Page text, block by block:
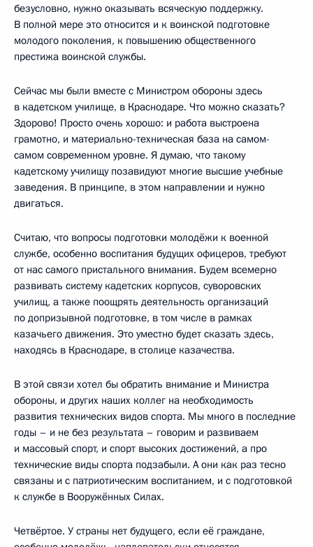
безусловно, нужно оказывать всяческую поддержку.
В полной мере это относится и к воинской подготовке
молодого поколения, к повышению общественного
престижа воинской службы.
Сейчас мы были вместе с Министром обороны здесь
в кадетском училище, в Краснодаре. Что можно сказать?
Здорово! Просто очень хорошо: и работа выстроена
грамотно, и материально-техническая база на самом-
самом современном уровне. Я думаю, что такому
кадетскому училищу позавидуют многие высшие учебные
заведения. В принципе, в этом направлении и нужно
двигаться.
Считаю, что вопросы подготовки молодёжи к военной
службе, особенно воспитания будущих офицеров, требуют
от нас самого пристального внимания. Будем всемерно
развивать систему кадетских корпусов, суворовских
училищ, а также поощрять деятельность организаций
по допризывной подготовке, в том числе в рамках
казачьего движения. Это уместно будет сказать здесь,
находясь в Краснодаре, в столице казачества.
В этой связи хотел бы обратить внимание и Министра
обороны, и других наших коллег на необходимость
развития технических видов спорта. Мы много в последние
годы – и не без результата – говорим и развиваем
и массовый спорт, и спорт высоких достижений, а про
технические виды спорта подзабыли. А они как раз тесно
связаны и с патриотическим воспитанием, и с подготовкой
к службе в Вооружённых Силах.
Четвёртое. У страны нет будущего, если её граждане,